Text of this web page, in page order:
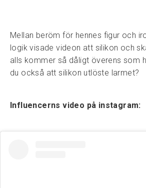
Mellan beröm för hennes figur och
logik visade videon att silikon och
alls kommer så dåligt överens som
du också att silikon utlöste larmet?
Influencerns video på instagram: